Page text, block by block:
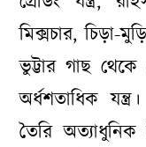
মিক্সচার, চিড়া-
ভুট্টার গাছ থেকে
অর্ধশতাধিক
তৈরি